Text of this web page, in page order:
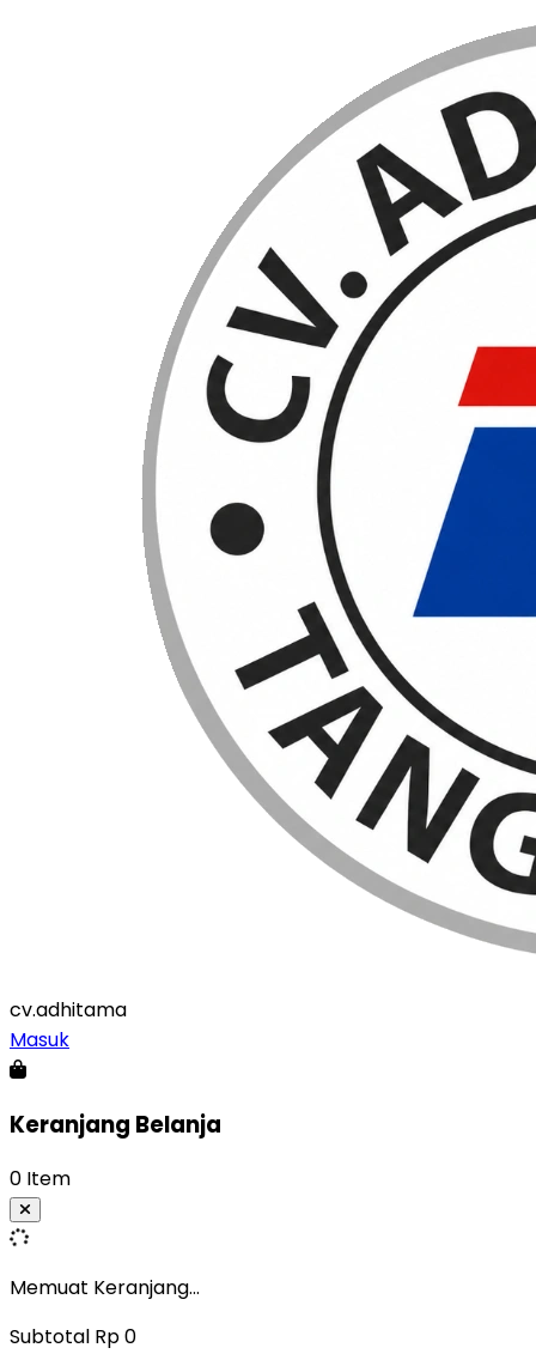
cv.adhitama
Masuk
Keranjang Belanja
0 Item
Memuat Keranjang...
Subtotal Rp 0